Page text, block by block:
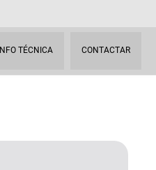
INFO TÉCNICA CONTACTAR